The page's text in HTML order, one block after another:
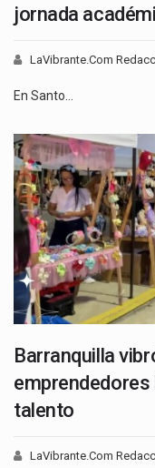
jornada
LaVibrante.Com
En Santo…
Barranquilla
talento
LaVibrante.Com